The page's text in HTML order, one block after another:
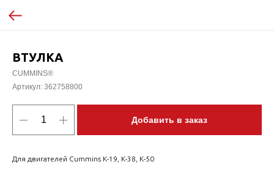
ВТУЛКА
CUMMINS®
Артикул: 362758800
Добавить в заказ
Для двигателей Cummins K-19, K-38, K-50